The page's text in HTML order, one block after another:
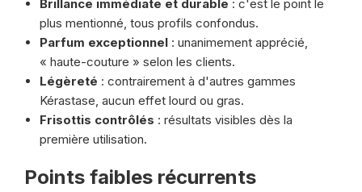
Brillance immédiate et durable : c'est le point le
plus mentionné, tous profils confondus.
Parfum exceptionnel : unanimement apprécié,
« haute-couture » selon les clients.
Légèreté : contrairement à d'autres gammes
Kérastase, aucun effet lourd ou gras.
Frisottis contrôlés : résultats visibles dès la
première utilisation.
Points faibles récurrents